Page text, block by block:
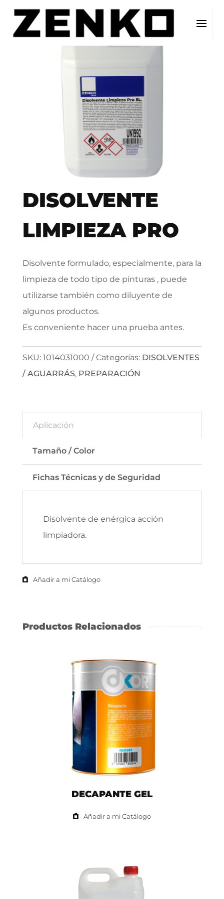
DISOLVENTE
LIMPIEZA PRO
Disolvente formulado, especialmente, para la
limpieza de todo tipo de pinturas , puede
utilizarse también como diluyente de
algunos productos.
Es conveniente hacer una prueba antes.
SKU: 1014031000 Categorías: DISOLVENTES
/ AGUARRÁS, PREPARACIÓN
Aplicación
Tamaño / Color
Fichas Técnicas y de Seguridad
Disolvente de enérgica acción
limpiadora.
Añadir a mi Catálogo
Productos Relacionados
DECAPANTE GEL
Añadir a mi Catálogo